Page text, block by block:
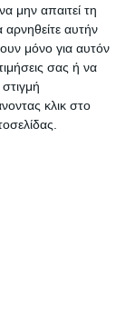
μην απαιτεί τη
αυτήν
μόνο για αυτόν
σας ή να
κλικ στο